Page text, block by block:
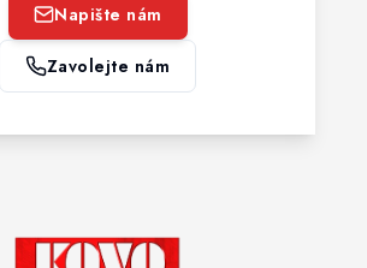
Napište nám
Zavolejte nám